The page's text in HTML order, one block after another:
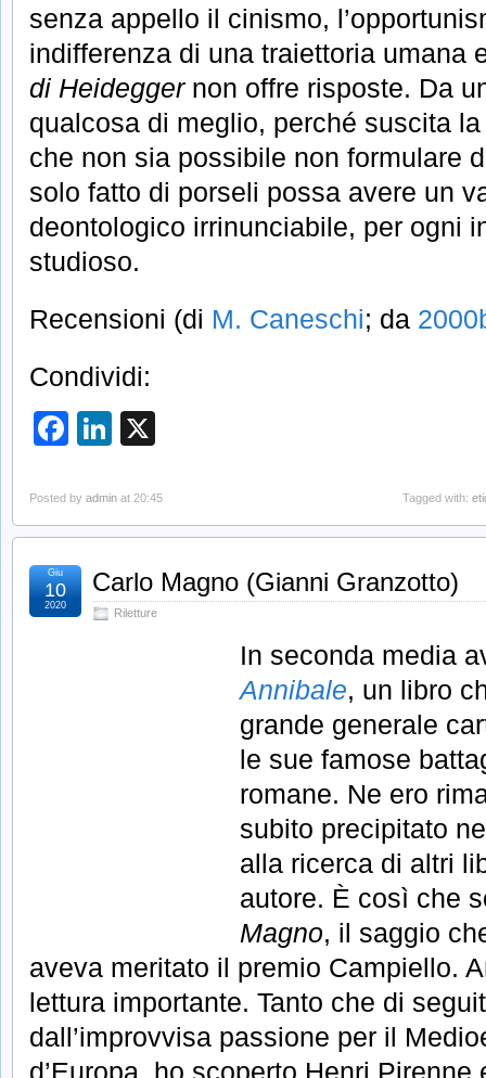
senza appello il cinismo,
indifferenza di una traiettoria umana
di Heideggernon offre risposte. Da
qualcosa di meglio, perché suscita
che non sia possibile non formulare
solo fatto di porseli possa avere un
deontologico irrinunciabile, per ogni
studioso.
Recensioni (di M. Caneschi; da
Condividi:
Facebook
LinkedIn
Posted by admin at 20:45 Tagged with:
Carlo Magno (Gianni Granzotto)
Riletture
Giu
10
2020
In seconda media
Annibale, un libro
grande generale
le sue famose
romane. Ne ero
subito precipitato
alla ricerca di altri
autore. È così che
Magno, il saggio
aveva meritato il premio Campiello.
lettura importante. Tanto che di
dall’improvvisa passione per il
d’Europa, ho scoperto Henri Pirenne